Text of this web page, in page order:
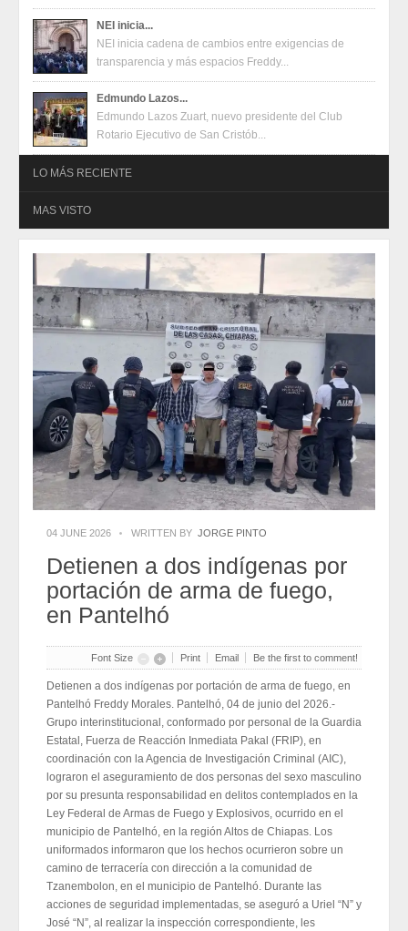
NEI inicia...
NEI inicia cadena de cambios entre exigencias de
transparencia y más espacios Freddy...
Edmundo Lazos...
Edmundo Lazos Zuart, nuevo presidente del Club
Rotario Ejecutivo de San Cristób...
LO MÁS RECIENTE
2026-08-04
Juventudes de San Cristóbal construyen propuestas para un
festival con enfoque en salud mental, inclusión y talento
2026-07-31
Eduardo Ramírez impulsa infraestructura educativa y programas
para el bienestar de Huixtla y Frontera Hidalgo
2026-07-31
NEI inicia cadena de cambios entre exigencias de
transparencia y más espacios
2026-07-31
Edmundo Lazos Zuart, nuevo presidente del Club
2026-07-31
MAS VISTO
Oferta en terminales Mercado Pago
2026-08-04
Juventudes de San Cristóbal construyen propuestas para un
festival con enfoque en salud mental, inclusión y talento
2026-07-31
Eduardo Ramírez impulsa infraestructura educativa y programas
para el bienestar de Huixtla y Frontera Hidalgo
2026-07-31
NEI inicia cadena de cambios entre exigencias de
transparencia y más espacios
Edmundo Lazos Zuart, nuevo presidente del Club
Rotario Ejecutivo de San Cristóbal
2026-07-31
04 JUNE 2026 WRITTEN BY JORGE PINTO
Detienen a dos indígenas por
portación de arma de fuego,
en Pantelhó
Font Size Print Email Be the first to comment!
Detienen a dos indígenas por portación de arma de fuego, en
Pantelhó Freddy Morales. Pantelhó, 04 de junio del 2026.-
Grupo interinstitucional, conformado por personal de la Guardia
Estatal, Fuerza de Reacción Inmediata Pakal (FRIP), en
coordinación con la Agencia de Investigación Criminal (AIC),
lograron el aseguramiento de dos personas del sexo masculino
por su presunta responsabilidad en delitos contemplados en la
Ley Federal de Armas de Fuego y Explosivos, ocurrido en el
municipio de Pantelhó, en la región Altos de Chiapas. Los
uniformados informaron que los hechos ocurrieron sobre un
camino de terracería con dirección a la comunidad de
Tzanembolon, en el municipio de Pantelhó. Durante las
acciones de seguridad implementadas, se aseguró a Uriel “N” y
José “N”, al realizar la inspección correspondiente, les